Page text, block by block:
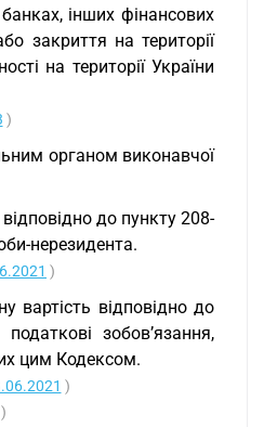
інших фінансових
закриття на території
на території України
)
органом виконавчої
до пункту 208-
нерезидента.
)
вартість відповідно до
зобов’язання,
цим Кодексом.
)
)